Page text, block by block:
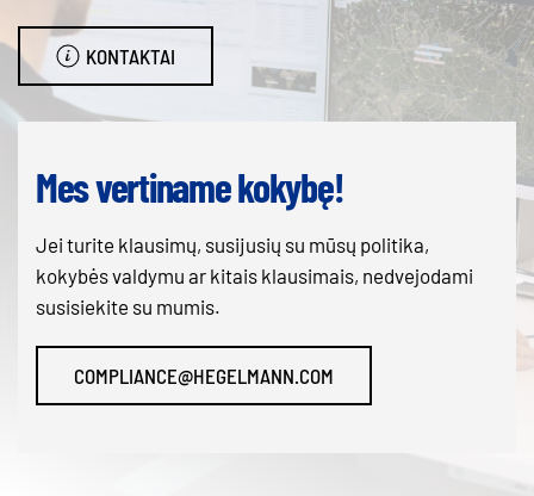
KONTAKTAI
Mes vertiname kokybę!
Jei turite klausimų, susijusių su mūsų politika,
kokybės valdymu ar kitais klausimais, nedvejodami
susisiekite su mumis.
COMPLIANCE@HEGELMANN.COM